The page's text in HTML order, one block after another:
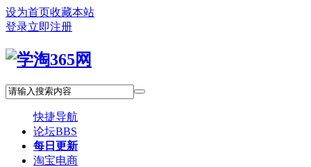
设为首页收藏本站
登录立即注册
快捷导航
论坛BBS
每日更新
淘宝电商